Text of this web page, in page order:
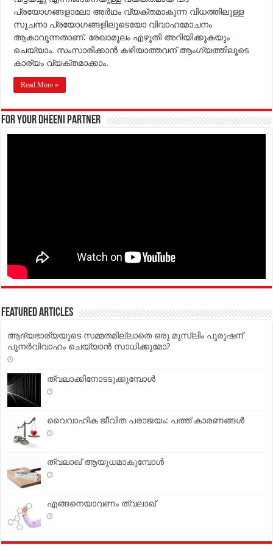
പ്രയോഗങ്ങളാലോ അര്‍ഥം വ്യക്തമാകുന്ന വിധത്തിലുള്ള
സൂചനാ പ്രയോഗങ്ങളിലൂടെയോ വിവാഹമോചനം
ആകാവുന്നതാണ്. രേഖാമൂലം എഴുതി അറിയിക്കുകയും
ചെയ്യാം. സംസാരിക്കാന്‍ കഴിയാത്തവന് ആംഗ്യത്തിലൂടെ
കാര്യം വ്യക്തമാക്കാം.
Read More »
For your Dheeni Partner
Featured Articles
ആദ്യഭാര്യയുടെ സമ്മതമില്ലാതെ ഒരു മുസ്‍ലിം പുരുഷന്
പുനര്‍വിവാഹം ചെയ്യാന്‍ സാധിക്കുമോ?
ത്വലാക്കിനോടടുക്കുമ്പോള്‍
വൈവാഹിക ജീവിത പരാജയം: പത്ത് കാരണങ്ങള്‍
ത്വലാഖ് ആയുധമാകുമ്പോള്‍
എങ്ങനെയാവണം ത്വലാഖ്‌